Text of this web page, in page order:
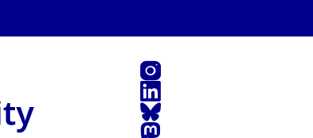
Instagram
LinkedIn
Bluesky
Mastodon